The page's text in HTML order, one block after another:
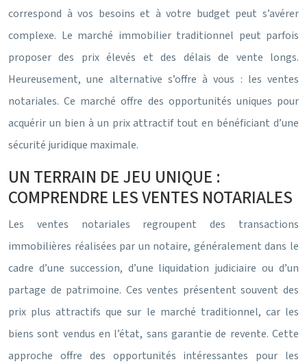
correspond à vos besoins et à votre budget peut s’avérer
complexe. Le marché immobilier traditionnel peut parfois
proposer des prix élevés et des délais de vente longs.
Heureusement, une alternative s’offre à vous : les ventes
notariales. Ce marché offre des opportunités uniques pour
acquérir un bien à un prix attractif tout en bénéficiant d’une
sécurité juridique maximale.
UN TERRAIN DE JEU UNIQUE :
COMPRENDRE LES VENTES NOTARIALES
Les ventes notariales regroupent des transactions
immobilières réalisées par un notaire, généralement dans le
cadre d’une succession, d’une liquidation judiciaire ou d’un
partage de patrimoine. Ces ventes présentent souvent des
prix plus attractifs que sur le marché traditionnel, car les
biens sont vendus en l’état, sans garantie de revente. Cette
approche offre des opportunités intéressantes pour les